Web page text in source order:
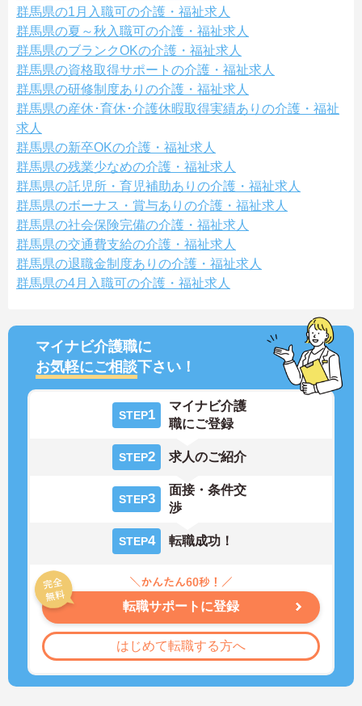
群馬県の1月入職可の介護・福祉求人
群馬県の夏～秋入職可の介護・福祉求人
群馬県のブランクOKの介護・福祉求人
群馬県の資格取得サポートの介護・福祉求人
群馬県の研修制度ありの介護・福祉求人
群馬県の産休･育休･介護休暇取得実績ありの介護・福祉
求人
群馬県の新卒OKの介護・福祉求人
群馬県の残業少なめの介護・福祉求人
群馬県の託児所・育児補助ありの介護・福祉求人
群馬県のボーナス・賞与ありの介護・福祉求人
群馬県の社会保険完備の介護・福祉求人
群馬県の交通費支給の介護・福祉求人
群馬県の退職金制度ありの介護・福祉求人
群馬県の4月入職可の介護・福祉求人
マイナビ介護職に
お気軽にご相談下さい！
STEP1
マイナビ介護
職にご登録
STEP2 求人のご紹介
STEP3
面接・条件交
渉
STEP4 転職成功！
転職サポートに登録
はじめて転職する方へ